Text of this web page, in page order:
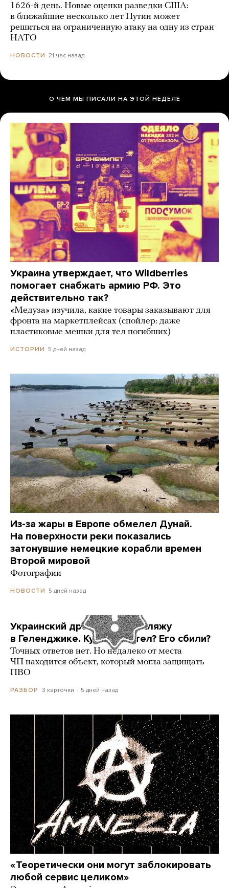
1626-й день. Новые оценки разведки США:
в ближайшие несколько лет Путин может
решиться на ограниченную атаку на одну из стран
НАТО
НОВОСТИ 21 час назад
О ЧЕМ МЫ ПИСАЛИ НА ЭТОЙ НЕДЕЛЕ
Украина утверждает, что Wildberries
помогает снабжать армию РФ. Это
действительно так?
«Медуза» изучила, какие товары заказывают для
фронта на маркетплейсах (спойлер: даже
пластиковые мешки для тел погибших)
ИСТОРИИ 5 дней назад
Из-за жары в Европе обмелел Дунай.
На поверхности реки показались
затонувшие немецкие корабли времен
Второй мировой
Фотографии
НОВОСТИ 5 дней назад
Украинский дрон попал по пляжу
в Геленджике. Куда он летел? Его сбили?
Точных ответов нет. Но недалеко от места
ЧП находится объект, который могла защищать
ПВО
РАЗБОР 3 карточки 5 дней назад
«Теоретически они могут заблокировать
любой сервис целиком»